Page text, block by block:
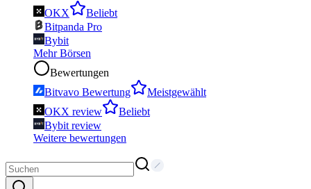
OKX
Beliebt
Bitpanda Pro
Bybit
Mehr Börsen
Bewertungen
Bitvavo Bewertung
Meistgewählt
OKX review
Beliebt
Bybit review
Weitere bewertungen